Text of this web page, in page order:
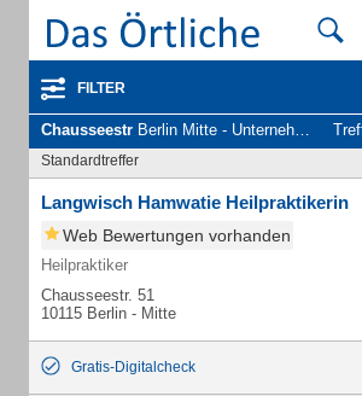
FILTER
Chausseestr Berlin Mitte - Unternehmen und Personen
Standardtreffer
Langwisch Hamwatie Heilpraktikerin
Web Bewertungen vorhanden
Heilpraktiker
Chausseestr. 51
10115 Berlin - Mitte
Gratis-Digitalcheck